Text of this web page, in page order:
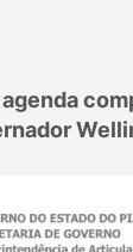
agenda